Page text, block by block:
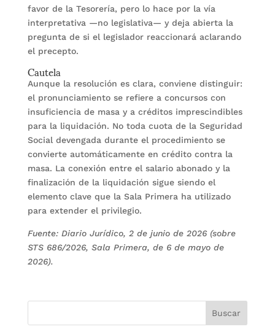
favor de la Tesorería, pero lo hace por la vía
interpretativa —no legislativa— y deja abierta la
pregunta de si el legislador reaccionará aclarando
el precepto.
Cautela
Aunque la resolución es clara, conviene distinguir:
el pronunciamiento se refiere a concursos con
insuficiencia de masa y a créditos imprescindibles
para la liquidación. No toda cuota de la Seguridad
Social devengada durante el procedimiento se
convierte automáticamente en crédito contra la
masa. La conexión entre el salario abonado y la
finalización de la liquidación sigue siendo el
elemento clave que la Sala Primera ha utilizado
para extender el privilegio.
Fuente: Diario Jurídico, 2 de junio de 2026 (sobre
STS 686/2026, Sala Primera, de 6 de mayo de
2026).